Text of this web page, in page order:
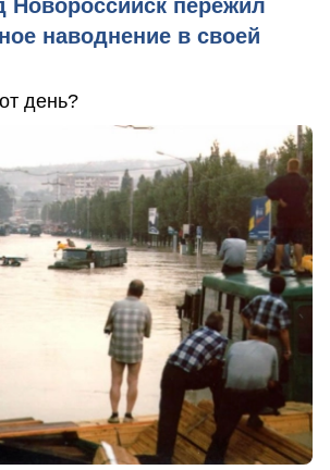
Новороссийск пережил
наводнение в своей
день?